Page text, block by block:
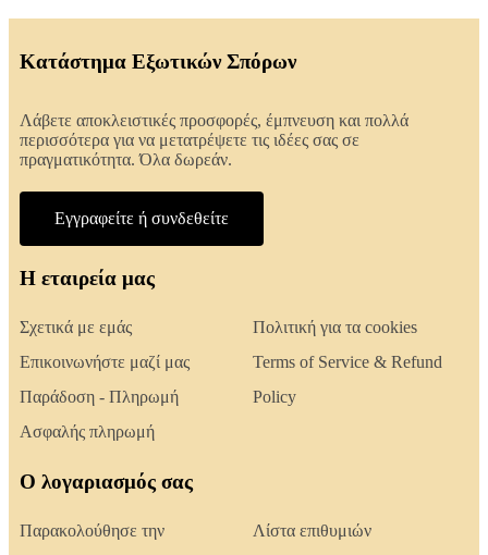
Κατάστημα Εξωτικών Σπόρων
Λάβετε αποκλειστικές προσφορές, έμπνευση και πολλά
περισσότερα για να μετατρέψετε τις ιδέες σας σε
πραγματικότητα. Όλα δωρεάν.
Εγγραφείτε ή συνδεθείτε
Η εταιρεία μας
Σχετικά με εμάς
Επικοινωνήστε μαζί μας
Παράδοση - Πληρωμή
Ασφαλής πληρωμή
Πολιτική για τα cookies
Terms of Service & Refund
Policy
Ο λογαριασμός σας
Παρακολούθησε την Λίστα επιθυμιών